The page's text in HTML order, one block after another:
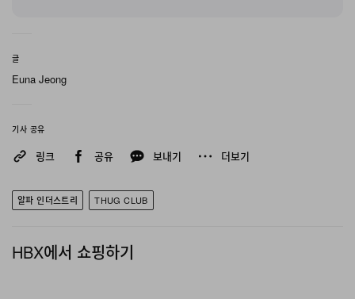
글
Euna Jeong
기사 공유
링크 공유 보내기 더보기
알파 인더스트리 THUG CLUB
HBX에서 쇼핑하기